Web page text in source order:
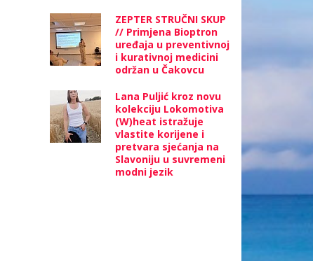
ZEPTER STRUČNI SKUP
// Primjena Bioptron
uređaja u preventivnoj
i kurativnoj medicini
održan u Čakovcu
Lana Puljić kroz novu
kolekciju Lokomotiva
(W)heat istražuje
vlastite korijene i
pretvara sjećanja na
Slavoniju u suvremeni
modni jezik